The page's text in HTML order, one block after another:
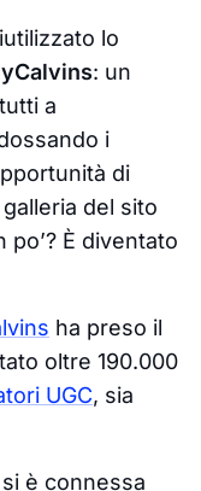
lo
: un
a
i
di
del sito
È diventato
ha preso il
oltre 190.000
UGC, sia
è connessa